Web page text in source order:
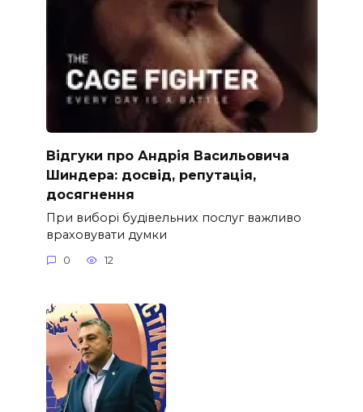
Відгуки про Андрія Васильовича
Шиндера: досвід, репутація,
досягнення
При виборі будівельних послуг важливо
враховувати думки
0 12